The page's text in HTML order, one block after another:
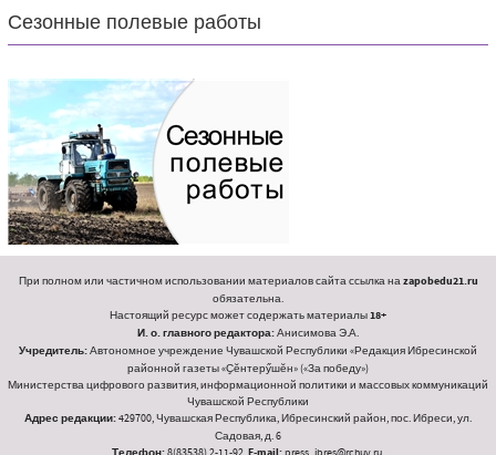
Сезонные полевые работы
При полном или частичном использовании материалов сайта ссылка наzapobedu21.ru
обязательна.
Настоящий ресурс может содержать материалы18+
И. о. главного редактора:Анисимова Э.А.
Учредитель:Автономное учреждение Чувашской Республики «Редакция Ибресинской
районной газеты «Ҫӗнтерӳшӗн» («За победу»)
Министерства цифрового развития, информационной политики и массовых коммуникаций
Чувашской Республики
Адрес редакции:429700, Чувашская Республика, Ибресинский район, пос. Ибреси, ул.
Садовая, д. 6